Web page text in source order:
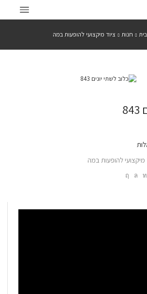
חנות ציוד מיקצועי להופעות במה
מיקצועי להופעות במה